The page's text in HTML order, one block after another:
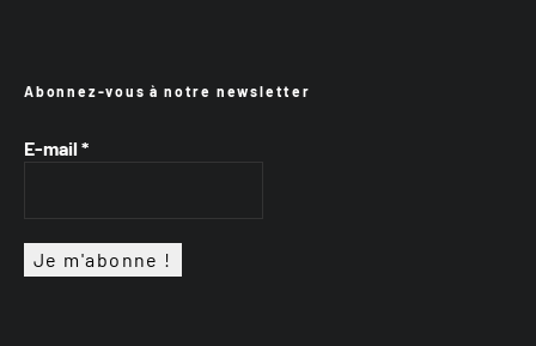
Abonnez-vous à notre newsletter
E-mail *